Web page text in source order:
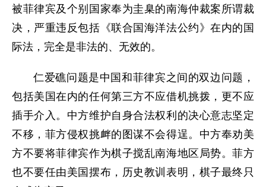
被菲律宾及个别国家奉为圭臬的南海仲裁案所谓裁
决，严重违反包括《联合国海洋法公约》在内的国
际法，完全是非法的、无效的。
仁爱礁问题是中国和菲律宾之间的双边问题，
包括美国在内的任何第三方不应借机挑拨，更不应
插手介入。中方维护自身合法权利的决心意志坚定
不移，菲方侵权挑衅的图谋不会得逞。中方奉劝美
方不要将菲律宾作为棋子搅乱南海地区局势。菲方
也不要任由美国摆布，历史教训表明，棋子最终只